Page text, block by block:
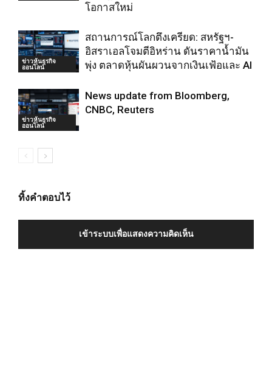
โอกาสใหม่
ข่าวหุ้นธุรกิจ
ออนไลน์
สถานการณ์โลกตึงเครียด: สหรัฐฯ-
อิสราเอลโจมตีอิหร่าน ดันราคาน้ำมัน
พุ่ง ตลาดหุ้นผันผวนจากเงินเฟ้อและ AI
ข่าวหุ้นธุรกิจ
ออนไลน์
News update from Bloomberg,
CNBC, Reuters
ทิ้งคำตอบไว้
เข้าระบบเพื่อแสดงความคิดเห็น